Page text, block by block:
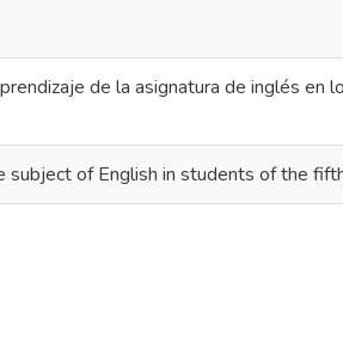
de la asignatura de inglés en
of English in students of the